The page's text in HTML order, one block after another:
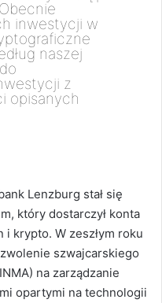
inwestycji w
naszej
z
opisanych
Lenzburg stał się
który dostarczył konta
krypto. W zeszłym roku
szwajcarskiego
na zarządzanie
opartymi na technologii